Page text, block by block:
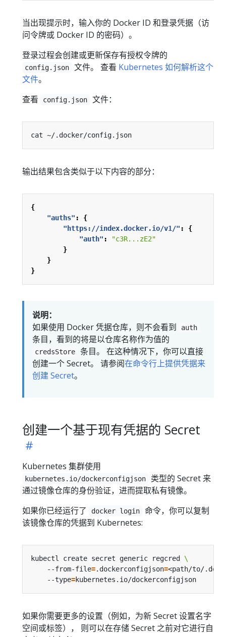
当出现提示时，输入你的 Docker ID 和登录凭据（访
问令牌或 Docker ID 的密码）。
登录过程会创建或更新保存有授权令牌的
config.json 文件。 查看 Kubernetes 如何解析这个
文件。
查看
config.json 文件：
输出结果包含类似于以下内容的部分：
{
"auths" :
{
"https://index.docker.io/v1/" :
{
"auth" :
"c3R...zE2"
}
}
}
说明：
如果使用 Docker 凭据仓库，则不会看到
auth
条目，看到的将是以仓库名称作为值的
credsStore
条目。 在这种情况下，你可以直接
创建一个 Secret。 请参阅在命令行上提供凭据来
创建 Secret。
创建一个基于现有凭据的 Secret
Kubernetes 集群使用
kubernetes.io/dockerconfigjson
类型的 Secret 来
通过镜像仓库的身份验证，进而提取私有镜像。
如果你已经运行了
docker login
命令，你可以复制
该镜像仓库的凭据到 Kubernetes:
kubectl create secret generic regcred
    --from-file
=.dockerconfigjson=<path/to/
    --type
=
如果你需要更多的设置（例如，为新 Secret 设置名字
空间或标签）， 则可以在存储 Secret 之前对它进行自